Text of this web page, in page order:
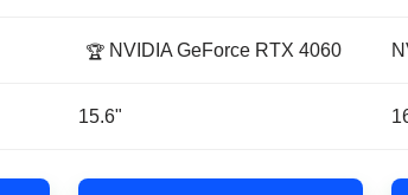
🏆 NVIDIA GeForce RTX 4060
15.6"